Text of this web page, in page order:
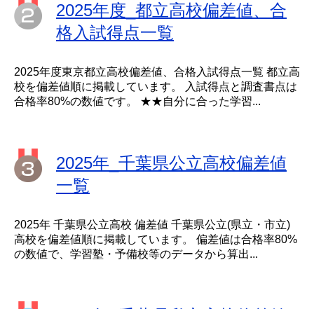
2025年度_都立高校偏差値、合
格入試得点一覧
2025年度東京都立高校偏差値、合格入試得点一覧 都立高
校を偏差値順に掲載しています。 入試得点と調査書点は
合格率80%の数値です。 ★★自分に合った学習...
2025年_千葉県公立高校偏差値
一覧
2025年 千葉県公立高校 偏差値 千葉県公立(県立・市立)
高校を偏差値順に掲載しています。 偏差値は合格率80%
の数値で、学習塾・予備校等のデータから算出...